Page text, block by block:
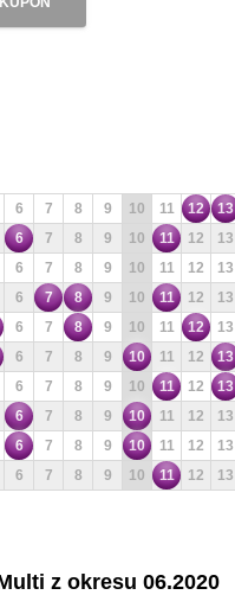
6 7 8 9 10 11 12 13
6 7 8 9 10 11 12 13
6 7 8 9 10 11 12 13
6 7 8 9 10 11 12 13
6 7 8 9 10 11 12 13
6 7 8 9 10 11 12 13
6 7 8 9 10 11 12 13
6 7 8 9 10 11 12 13
6 7 8 9 10 11 12 13
6 7 8 9 10 11 12 13
z okresu 06.2020